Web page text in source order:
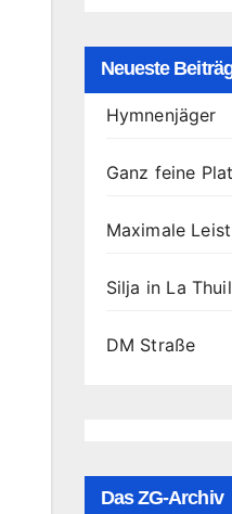
Neueste
Hymnenjäger
Ganz feine
Maximale
Silja in La
DM Straße
Das ZG-Archiv